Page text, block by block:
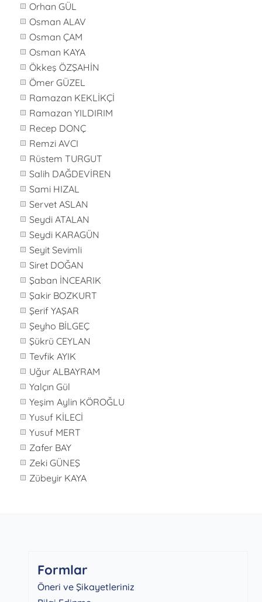
Orhan GÜL
Osman ALAV
Osman ÇAM
Osman KAYA
Ökkeş ÖZŞAHİN
Ömer GÜZEL
Ramazan KEKLİKÇİ
Ramazan YILDIRIM
Recep DONÇ
Remzi AVCI
Rüstem TURGUT
Salih DAĞDEVİREN
Sami HIZAL
Servet ASLAN
Seydi ATALAN
Seydi KARAGÜN
Seyit Sevimli
Siret DOĞAN
Şaban İNCEARIK
Şakir BOZKURT
Şerif YAŞAR
Şeyho BİLGEÇ
Şükrü CEYLAN
Tevfik AYIK
Uğur ALBAYRAM
Yalçın Gül
Yeşim Aylin KÖROĞLU
Yusuf KİLECİ
Yusuf MERT
Zafer BAY
Zeki GÜNEŞ
Zübeyir KAYA
Formlar
Öneri ve Şikayetleriniz